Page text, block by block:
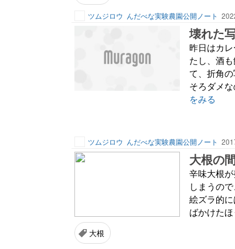
ツムジロウ んだべな実験農園公開ノート
壊れた
昨日はカ
たし、酒
て、折角
そろダメ
をみる
ツムジロウ んだべな実験農園公開ノート
大根の
辛味大根
しまうの
絵ズラ的
ばかけた
大根